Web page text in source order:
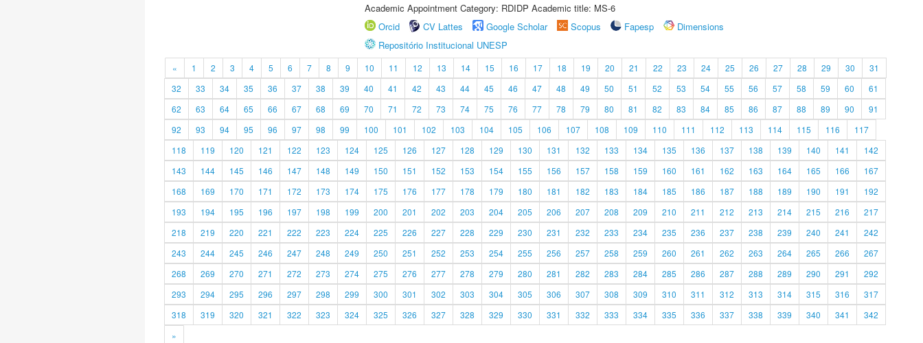
Academic Appointment Category: RDIDP Academic title: MS-6
Orcid
CV Lattes Google Scholar Scopus Fapesp
Dimensions
Repositório Institucional UNESP
« 1 2 3 4 5 6 7 8 9 10 11 12 13 14 15 16 17 18 19 20 21 22 23 24 25 26 27 28 29 30
31
32
33 34 35 36 37 38 39 40 41 42 43 44 45 46 47 48 49 50 51 52 53 54 55 56 57 58 59 60
61
62
63 64 65 66 67 68 69 70 71 72 73 74 75 76 77 78 79 80 81 82 83 84 85 86 87 88 89 90
91
92
93 94 95 96 97 98 99 100 101 102 103 104 105 106 107 108 109 110 111 112 113 114 115 116
117
118
119 120 121 122 123 124 125 126 127 128 129 130 131 132 133 134 135 136 137 138 139 140 141
142
143
144 145 146 147 148 149 150 151 152 153 154 155 156 157 158 159 160 161 162 163 164 165 166
167
168
169 170 171 172 173 174 175 176 177 178 179 180 181 182 183 184 185 186 187 188 189 190 191
192
193
194 195 196 197 198 199 200 201 202 203 204 205 206 207 208 209 210 211 212 213 214 215 216
217
218
219 220 221 222 223 224 225 226 227 228 229 230 231 232 233 234 235 236 237 238 239 240 241
242
243
244 245 246 247 248 249 250 251 252 253 254 255 256 257 258 259 260 261 262 263 264 265 266
267
268
269 270 271 272 273 274 275 276 277 278 279 280 281 282 283 284 285 286 287 288 289 290 291
292
293
294 295 296 297 298 299 300 301 302 303 304 305 306 307 308 309 310 311 312 313 314 315 316
317
318
319 320 321 322 323 324 325 326 327 328 329 330 331 332 333 334 335 336 337 338 339 340 341
342
»